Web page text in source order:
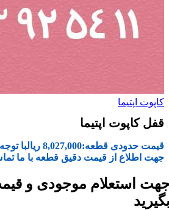
کاپوت اپتیما
قفل کاپوت اپتیما
قیمت حدودی قطعه:8,027,000 ریالبا
جهت اطلاع از قیمت دقیق قطعه با ما
استعلام موجودی و